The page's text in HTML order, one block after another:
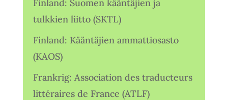
Finland: Suomen kääntäjien ja
tulkkien liitto (SKTL)
Finland: Kääntäjien ammattiosasto
(KAOS)
Frankrig: Association des traducteurs
littéraires de France (ATLF)